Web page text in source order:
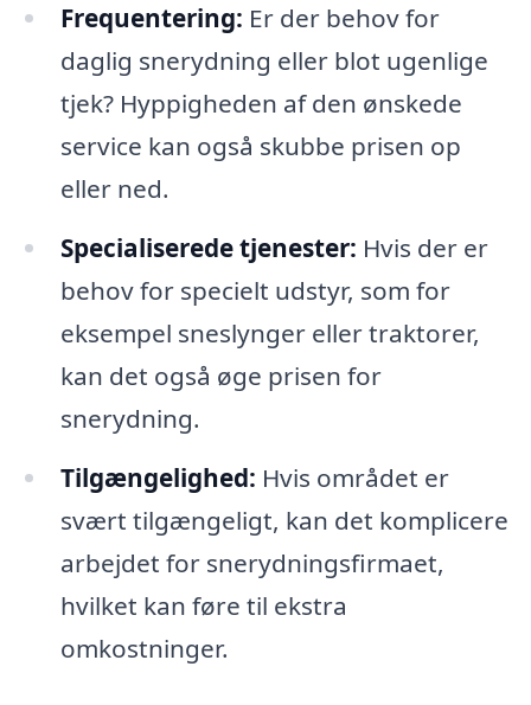
Frequentering: Er der behov for
daglig snerydning eller blot ugenlige
tjek? Hyppigheden af den ønskede
service kan også skubbe prisen op
eller ned.
Specialiserede tjenester: Hvis der er
behov for specielt udstyr, som for
eksempel sneslynger eller traktorer,
kan det også øge prisen for
snerydning.
Tilgængelighed: Hvis området er
svært tilgængeligt, kan det komplicere
arbejdet for snerydningsfirmaet,
hvilket kan føre til ekstra
omkostninger.